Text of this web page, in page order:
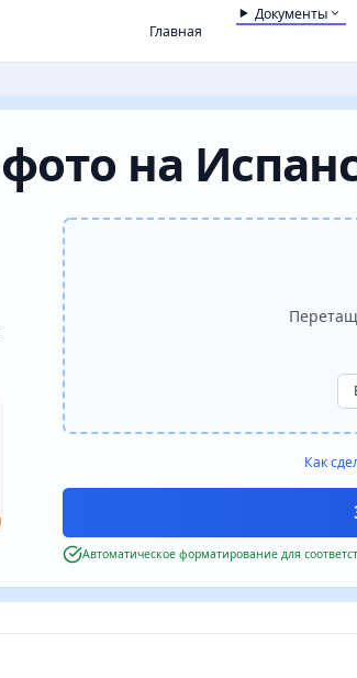
Главная
Документы
на
Как
Автоматическое форматирование для